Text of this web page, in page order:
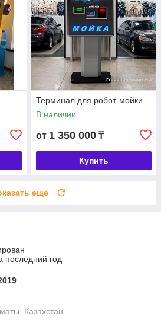
Терминал для робот-мойки
В наличии
от 1 350 000 ₸
Купить
ещё
последний год
Казахстан